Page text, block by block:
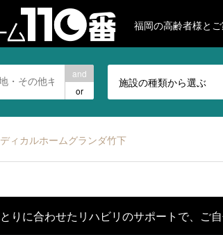
福岡の高齢者様と
and
or
施設の種類から選ぶ
ディカルホームグランダ竹下
りに合わせたリハビリのサポートで、ご